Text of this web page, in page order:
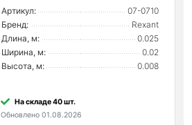
Артикул:
07-0710
Бренд:
Rexant
Длина, м:
0.025
Ширина, м:
0.02
Высота, м:
0.008
На складе 40 шт.
Обновлено 01.08.2026